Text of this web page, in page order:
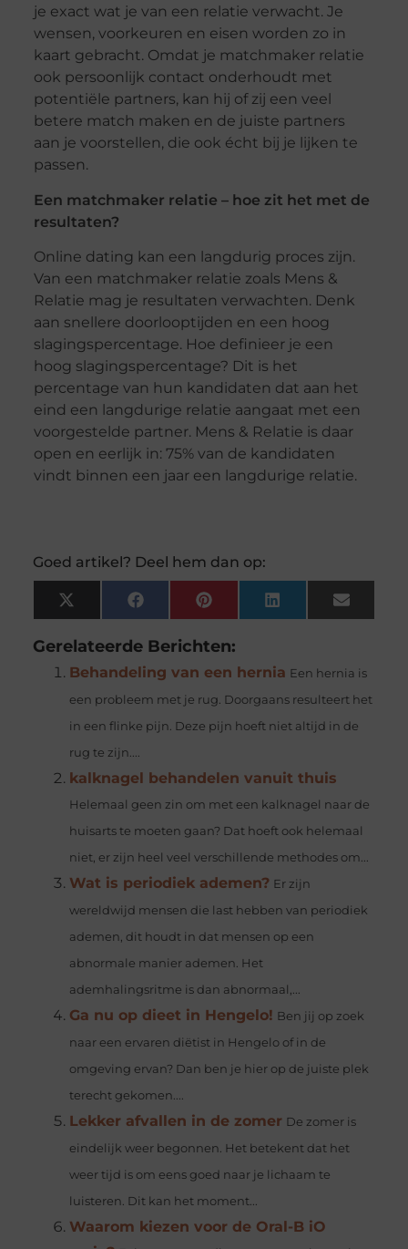
je exact wat je van een relatie verwacht. Je
wensen, voorkeuren en eisen worden zo in
kaart gebracht. Omdat je matchmaker relatie
ook persoonlijk contact onderhoudt met
potentiële partners, kan hij of zij een veel
betere match maken en de juiste partners
aan je voorstellen, die ook écht bij je lijken te
passen.
Een matchmaker relatie – hoe zit het met de
resultaten?
Online dating kan een langdurig proces zijn.
Van een matchmaker relatie zoals Mens &
Relatie mag je resultaten verwachten. Denk
aan snellere doorlooptijden en een hoog
slagingspercentage. Hoe definieer je een
hoog slagingspercentage? Dit is het
percentage van hun kandidaten dat aan het
eind een langdurige relatie aangaat met een
voorgestelde partner. Mens & Relatie is daar
open en eerlijk in: 75% van de kandidaten
vindt binnen een jaar een langdurige relatie.
Goed artikel? Deel hem dan op:
X
(Twitter)
FacebookPinterest LinkedIn Email
Gerelateerde Berichten:
Behandeling van een hernia Een hernia is
een probleem met je rug. Doorgaans resulteert het
in een flinke pijn. Deze pijn hoeft niet altijd in de
rug te zijn....
kalknagel behandelen vanuit thuis
Helemaal geen zin om met een kalknagel naar de
huisarts te moeten gaan? Dat hoeft ook helemaal
niet, er zijn heel veel verschillende methodes om...
Wat is periodiek ademen? Er zijn
wereldwijd mensen die last hebben van periodiek
ademen, dit houdt in dat mensen op een
abnormale manier ademen. Het
ademhalingsritme is dan abnormaal,...
Ga nu op dieet in Hengelo! Ben jij op zoek
naar een ervaren diëtist in Hengelo of in de
omgeving ervan? Dan ben je hier op de juiste plek
terecht gekomen....
Lekker afvallen in de zomer De zomer is
eindelijk weer begonnen. Het betekent dat het
weer tijd is om eens goed naar je lichaam te
luisteren. Dit kan het moment...
Waarom kiezen voor de Oral-B iO